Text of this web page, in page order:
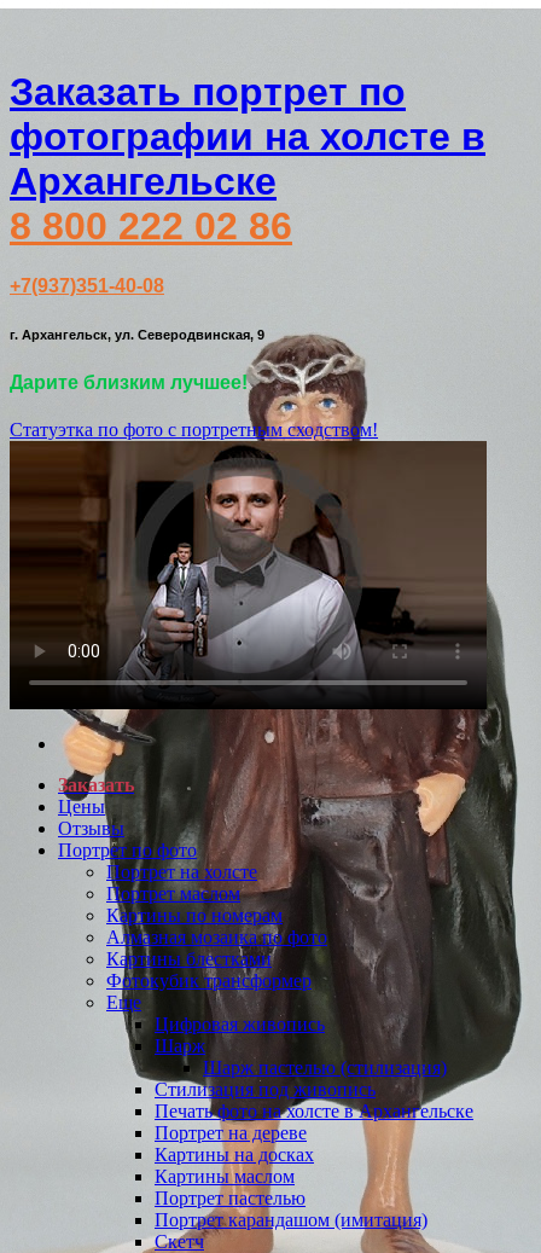
Заказать портрет по
фотографии на холсте в
Архангельске
8 800 222 02 86
+7(937)351-40-08
г. Архангельск, ул. Северодвинская, 9
Дарите близким лучшее!
Статуэтка по фото с портретным сходством!
Заказать
Цены
Отзывы
Портрет по фото
Портрет на холсте
Портрет маслом
Картины по номерам
Алмазная мозаика по фото
Картины блестками
Фотокубик трансформер
Еще
Цифровая живопись
Шарж
Шарж пастелью (стилизация)
Стилизация под живопись
Печать фото на холсте в Архангельске
Портрет на дереве
Картины на досках
Картины маслом
Портрет пастелью
Портрет карандашом (имитация)
Скетч